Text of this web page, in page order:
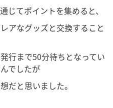
じてポイントを集めると、
アなグッズと交換すること
行まで50分待ちとなってい
でしたが
だと思いました。